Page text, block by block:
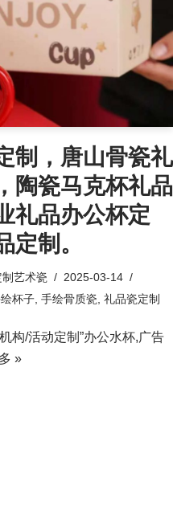
制，唐山骨瓷礼
陶瓷马克杯礼品
礼品办公杯定
定制。
艺术瓷
2025-03-14
杯子 手绘骨质瓷 礼品瓷定制
构/活动定制”办公水杯,广告
»